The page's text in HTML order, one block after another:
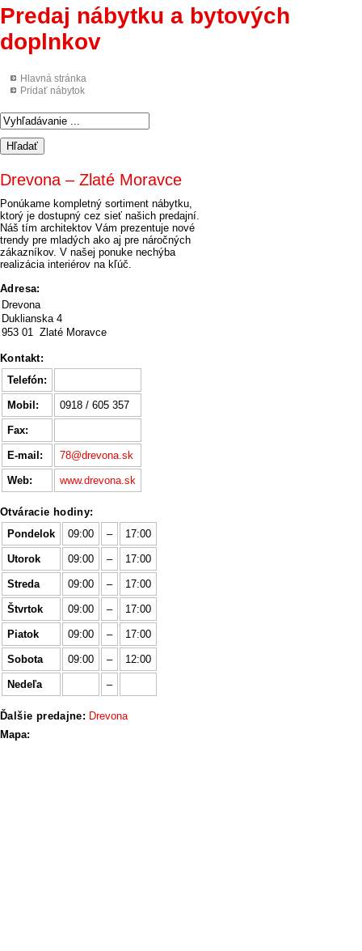
Predaj nábytku a bytových
doplnkov
Hlavná stránka
Pridať nábytok
Drevona – Zlaté Moravce
Ponúkame kompletný sortiment nábytku,
ktorý je dostupný cez sieť našich predajní.
Náš tím architektov Vám prezentuje nové
trendy pre mladých ako aj pre náročných
zákazníkov. V našej ponuke nechýba
realizácia interiérov na kľúč.
Adresa:
Drevona
Duklianska 4
953 01 Zlaté Moravce
Kontakt:
Telefón:
Mobil: 0918 / 605 357
Fax:
E-mail: 78@drevona.sk
Web: www.drevona.sk
Otváracie hodiny:
Pondelok
09:00 – 17:00
Utorok 09:00 – 17:00
Streda 09:00 – 17:00
Štvrtok 09:00 – 17:00
Piatok 09:00 – 17:00
Sobota 09:00 – 12:00
Nedeľa –
Ďalšie predajne: Drevona
Mapa: